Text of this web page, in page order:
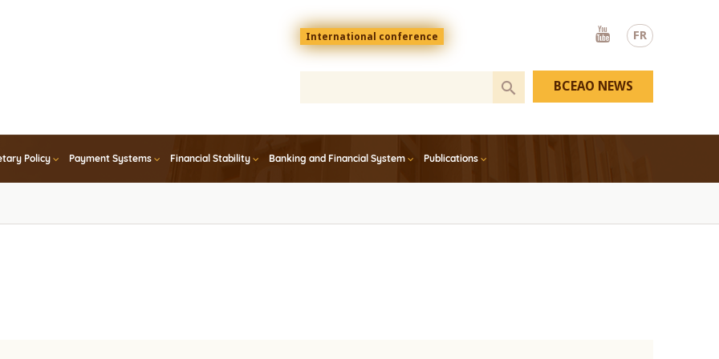
FR
Menu
top
En
International conference
Youtube
Policy Payment Systems Financial Stability Banking and Financial System Publications
BCEAO NEWS